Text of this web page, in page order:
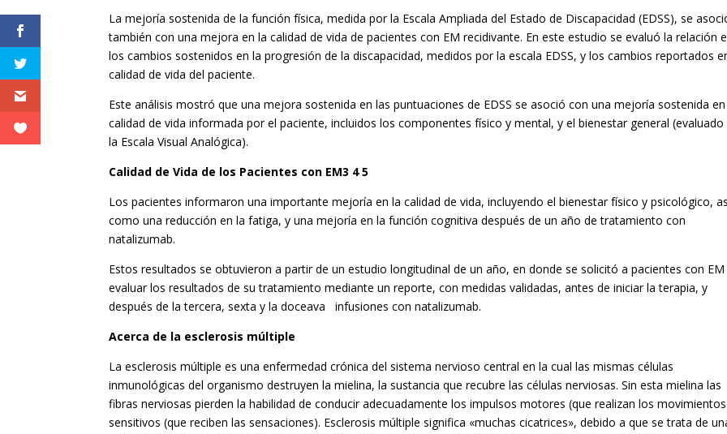
La mejoría sostenida de la función física, medida por la Escala Ampliada del Estado de Discapacidad (EDSS), se
también con una mejora en la calidad de vida de pacientes con EM recidivante. En este estudio se evaluó la relación
los cambios sostenidos en la progresión de la discapacidad, medidos por la escala EDSS, y los cambios reportados
calidad de vida del paciente.
Este análisis mostró que una mejora sostenida en las puntuaciones de EDSS se asoció con una mejoría sostenida en
calidad de vida informada por el paciente, incluidos los componentes físico y mental, y el bienestar general
la Escala Visual Analógica).
Calidad de Vida de los Pacientes con EM3 4 5
Los pacientes informaron una importante mejoría en la calidad de vida, incluyendo el bienestar físico y psicológico,
como una reducción en la fatiga, y una mejoría en la función cognitiva después de un año de tratamiento con
natalizumab.
Estos resultados se obtuvieron a partir de un estudio longitudinal de un año, en donde se solicitó a pacientes con EM
evaluar los resultados de su tratamiento mediante un reporte, con medidas validadas, antes de iniciar la terapia, y
después de la tercera, sexta y la doceava infusiones con natalizumab.
Acerca de la esclerosis múltiple
La esclerosis múltiple es una enfermedad crónica del sistema nervioso central en la cual las mismas células
inmunológicas del organismo destruyen la mielina, la sustancia que recubre las células nerviosas. Sin esta mielina las
fibras nerviosas pierden la habilidad de conducir adecuadamente los impulsos motores (que realizan los
sensitivos (que reciben las sensaciones). Esclerosis múltiple significa «muchas cicatrices», debido a que se trata de